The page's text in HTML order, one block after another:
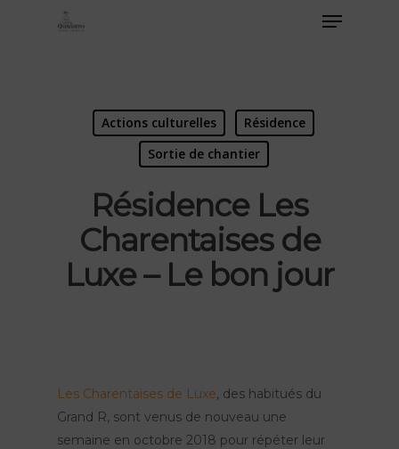
Actions culturelles
Résidence
Sortie de chantier
Résidence Les
Charentaises de
Luxe – Le bon jour
Les Charentaises de Luxe, des habitués du
Grand R, sont venus de nouveau une
semaine en octobre 2018 pour répéter leur